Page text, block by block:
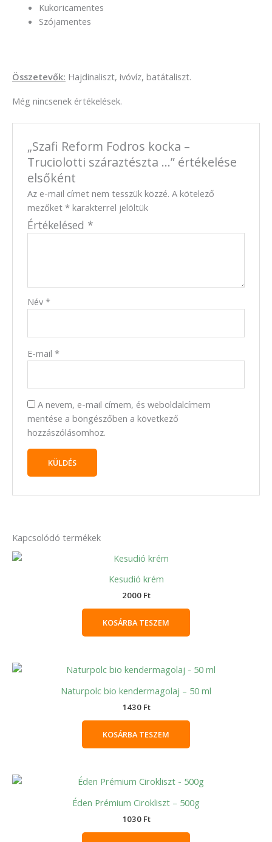
Kukoricamentes
Szójamentes
Összetevők: Hajdinaliszt, ivóvíz, batátaliszt.
Még nincsenek értékelések.
„Szafi Reform Fodros kocka –
Truciolotti száraztészta …” értékelése
elsőként
Az e-mail címet nem tesszük közzé. A kötelező
mezőket* karakterrel jelöltük
Értékelésed *
Név*
E-mail*
A nevem, e-mail címem, és weboldalcímem
mentése a böngészőben a következő
hozzászólásomhoz.
Kapcsolódó termékek
Kesudió krém
2000 Ft
KOSÁRBA TESZEM
Naturpolc bio kendermagolaj – 50 ml
1430 Ft
KOSÁRBA TESZEM
Éden Prémium Cirokliszt – 500g
1030 Ft